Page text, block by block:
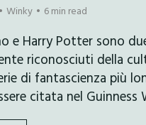
Winky 6 min read
e Harry Potter sono
riconosciuti della
di fantascienza più
citata nel Guinness